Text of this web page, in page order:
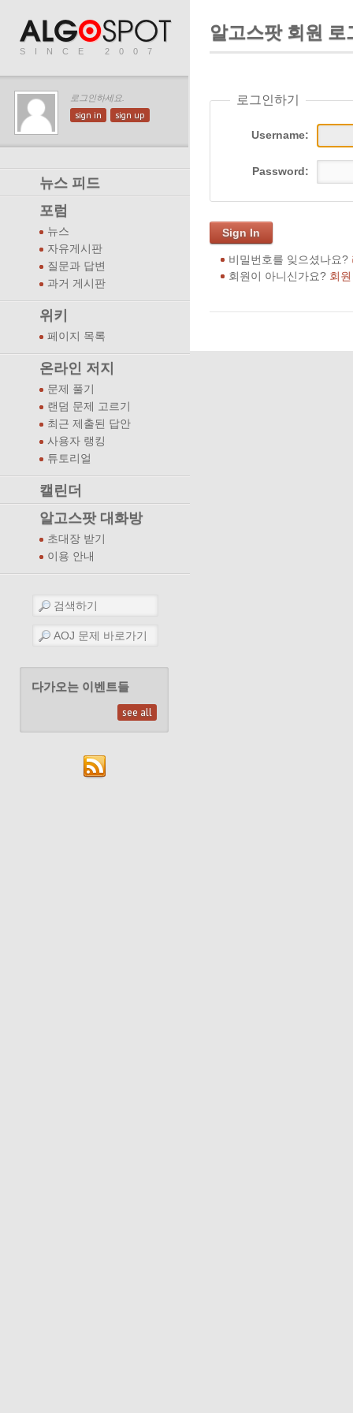
SINCE 2007
로그인하세요.
sign in sign up
뉴스 피드
포럼
뉴스
자유게시판
질문과 답변
과거 게시판
위키
페이지 목록
온라인 저지
문제 풀기
랜덤 문제 고르기
최근 제출된 답안
사용자 랭킹
튜토리얼
캘린더
알고스팟 대화방
초대장 받기
이용 안내
다가오는 이벤트들
see all
알고스팟 회원 로
로그인하기
Username:
Password:
Sign In
비밀번호를 잊으셨나요?
회원이 아니신가요? 회